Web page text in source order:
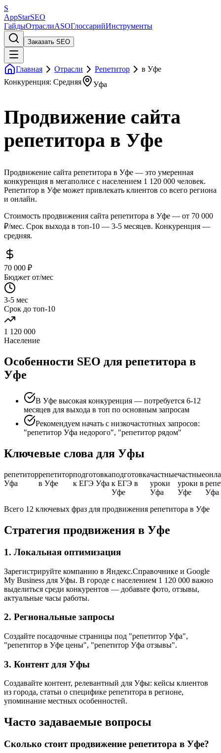
S
AppStarSEO
ГайдыОтраслиASOГлоссарийИнструменты
Заказать SEO
Главная Отрасли Репетитор
в Уфе
Конкуренция: Средняя
Уфа
Продвижение сайта
репетитора в Уфе
Продвижение сайта репетитора в Уфе — это умеренная
конкуренция в мегаполисе с населением 1 120 000 человек.
Репетитор в Уфе может привлекать клиентов со всего региона
и онлайн.
Стоимость продвижения сайта репетитора в Уфе — от 70 000
₽/мес. Срок выхода в топ-10 — 3-5 месяцев. Конкуренция —
средняя.
70 000 ₽
Бюджет от/мес
3-5 мес
Срок до топ-10
1 120 000
Население
Особенности SEO для репетитора в
Уфе
В Уфе высокая конкуренция — потребуется 6-12
месяцев для выхода в топ по основным запросам
Рекомендуем начать с низкочастотных запросов:
"репетитор Уфа недорого", "репетитор рядом"
Ключевые слова для Уфы
репетитор
Уфа
репетитор
в Уфе
подготовка
к ЕГЭ Уфа
подготовка
к ЕГЭ в
Уфе
частные
уроки
Уфа
частные
уроки в
Уфе
Уфа
Всего 12 ключевых фраз для продвижения репетитора в Уфе
Стратегия продвижения в Уфе
1. Локальная оптимизация
Зарегистрируйте компанию в Яндекс.Справочнике и Google
My Business для Уфы. В городе с населением 1 120 000 важно
выделиться среди конкурентов — добавьте фото, отзывы,
актуальные часы работы.
2. Региональные запросы
Создайте посадочные страницы под "репетитор Уфа",
"репетитор в Уфе цены", "репетитор Уфа отзывы".
3. Контент для Уфы
Создавайте контент, релевантный для Уфы: кейсы клиентов
из города, статьи о специфике репетитора в регионе,
упоминание местных особенностей.
Часто задаваемые вопросы
Сколько стоит продвижение репетитора в Уфе?